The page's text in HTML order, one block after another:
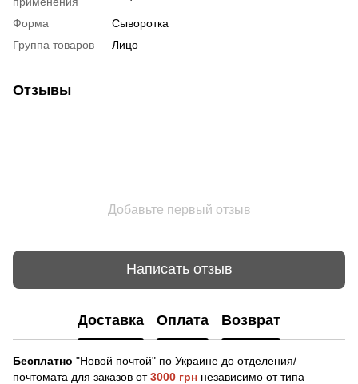
Форма
Сыворотка
Группа товаров
Лицо
Отзывы
Добавьте первый отзыв
Написать отзыв
Доставка Оплата Возврат
Бесплатно "Новой почтой" по Украине до отделения/
почтомата для заказов от3000 грн независимо от типа